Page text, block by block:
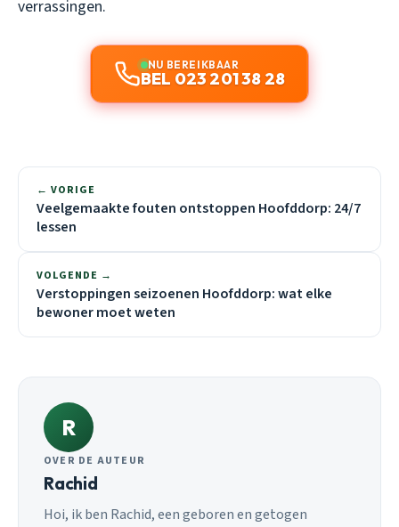
verrassingen.
NU BEREIKBAAR
BEL 023 201 38 28
← VORIGE
Veelgemaakte fouten ontstoppen Hoofddorp: 24/7
lessen
VOLGENDE →
Verstoppingen seizoenen Hoofddorp: wat elke
bewoner moet weten
R
OVER DE AUTEUR
Rachid
Hoi, ik ben Rachid, een geboren en getogen